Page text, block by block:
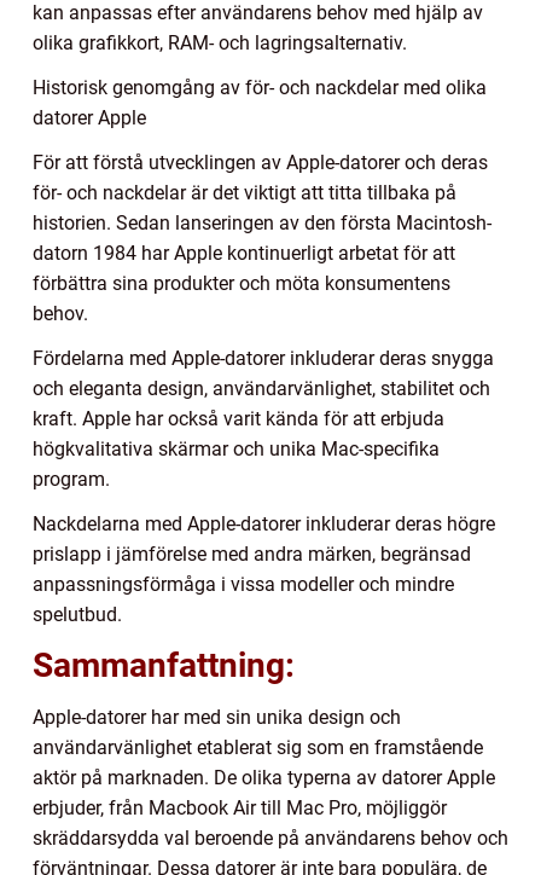
kan anpassas efter användarens behov med hjälp av
olika grafikkort, RAM- och lagringsalternativ.
Historisk genomgång av för- och nackdelar med olika
datorer Apple
För att förstå utvecklingen av Apple-datorer och deras
för- och nackdelar är det viktigt att titta tillbaka på
historien. Sedan lanseringen av den första Macintosh-
datorn 1984 har Apple kontinuerligt arbetat för att
förbättra sina produkter och möta konsumentens
behov.
Fördelarna med Apple-datorer inkluderar deras snygga
och eleganta design, användarvänlighet, stabilitet och
kraft. Apple har också varit kända för att erbjuda
högkvalitativa skärmar och unika Mac-specifika
program.
Nackdelarna med Apple-datorer inkluderar deras högre
prislapp i jämförelse med andra märken, begränsad
anpassningsförmåga i vissa modeller och mindre
spelutbud.
Sammanfattning:
Apple-datorer har med sin unika design och
användarvänlighet etablerat sig som en framstående
aktör på marknaden. De olika typerna av datorer Apple
erbjuder, från Macbook Air till Mac Pro, möjliggör
skräddarsydda val beroende på användarens behov och
förväntningar. Dessa datorer är inte bara populära, de